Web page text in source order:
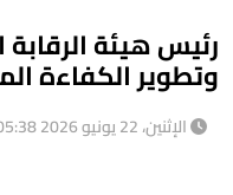
رئيس هيئة الرقابة
وتطوير الكفاءة
الإثنين، 22 يونيو 2026 05:38 م